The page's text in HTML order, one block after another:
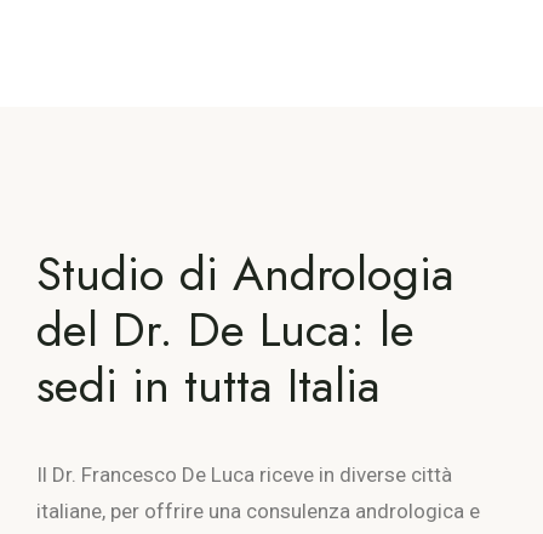
Studio di Andrologia
del Dr. De Luca: le
sedi in tutta Italia
Il Dr. Francesco De Luca riceve in diverse città
italiane, per offrire una consulenza andrologica e